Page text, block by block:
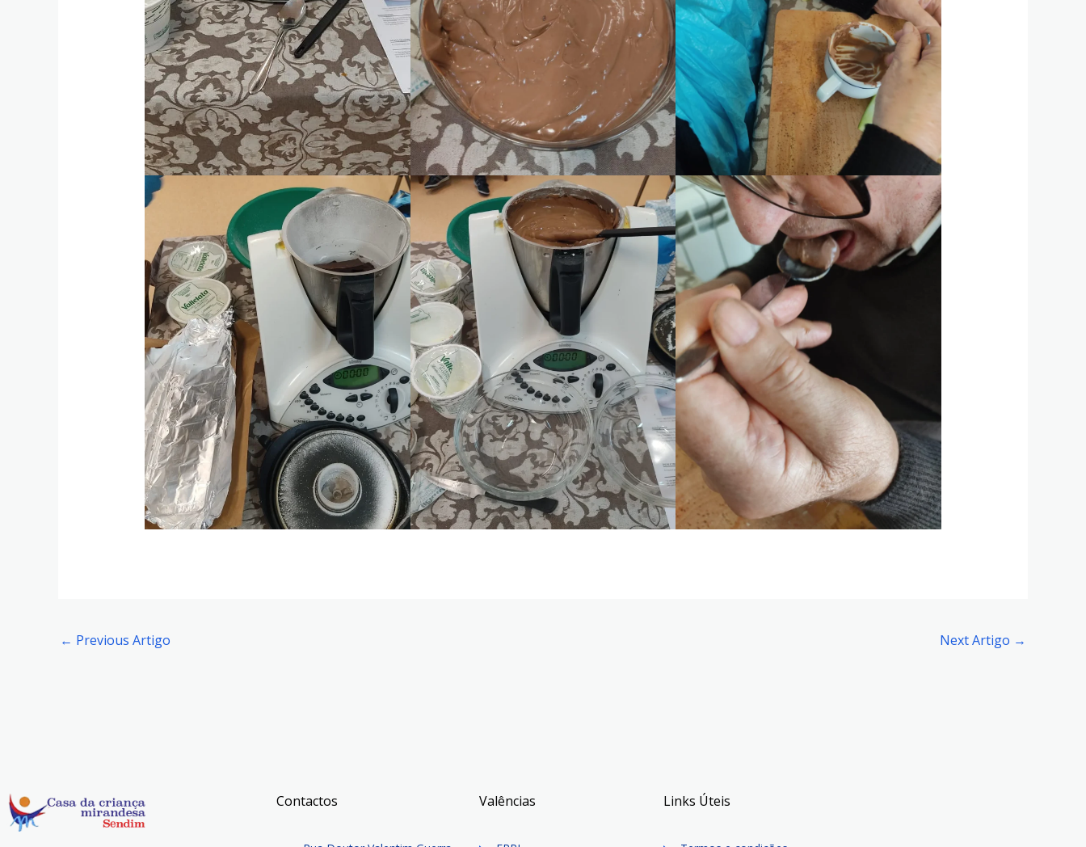
← Previous Artigo Next Artigo →
Contactos Valências Links Úteis